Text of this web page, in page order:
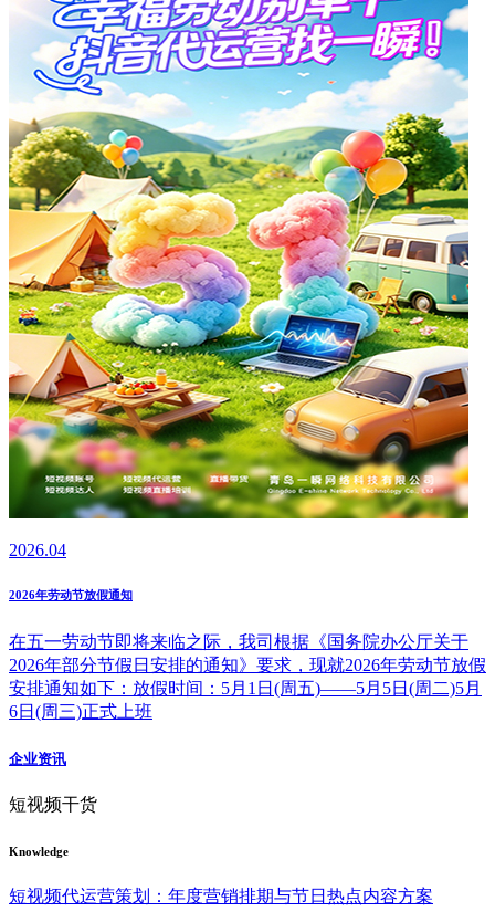
2026.04
2026年劳动节放假通知
在五一劳动节即将来临之际，我司根据《国务院办公厅关于
2026年部分节假日安排的通知》要求，现就2026年劳动节放假
安排通知如下：放假时间：5月1日(周五)——5月5日(周二)5月
6日(周三)正式上班
企业资讯
短视频干货
Knowledge
短视频代运营策划：年度营销排期与节日热点内容方案